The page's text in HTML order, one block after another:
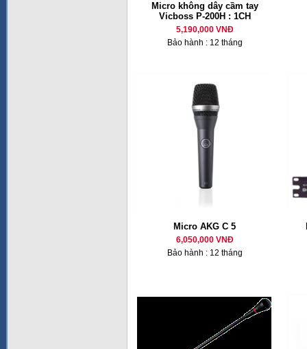
Micro không dây cầm tay
Vicboss P-200H : 1CH
5,190,000 VNĐ
Bảo hành : 12 tháng
Micro AKG C 5
6,050,000 VNĐ
Bảo hành : 12 tháng